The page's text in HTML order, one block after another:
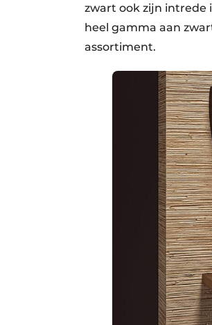
zwart ook zijn intrede
heel gamma aan
assortiment.